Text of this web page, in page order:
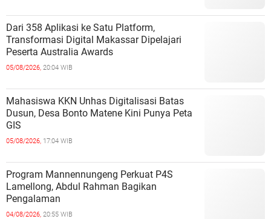
Dari 358 Aplikasi ke Satu Platform,
Transformasi Digital Makassar Dipelajari
Peserta Australia Awards
05/08/2026, 20:04 WIB
Mahasiswa KKN Unhas Digitalisasi Batas
Dusun, Desa Bonto Matene Kini Punya Peta
GIS
05/08/2026, 17:04 WIB
Program Mannennungeng Perkuat P4S
Lamellong, Abdul Rahman Bagikan
Pengalaman
04/08/2026, 20:55 WIB